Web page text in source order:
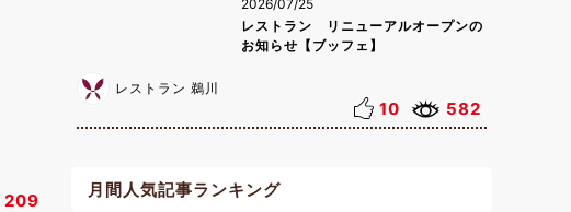
209
2026/07/25
レストラン リニューアルオープンの
お知らせ【ブッフェ】
レストラン 鵜川
10 582
月間人気記事ランキング